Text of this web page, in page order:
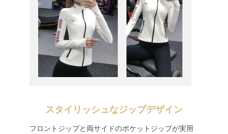
スタイリッシュなジップデザイン
フロントジップと両サイドのポケットジップが実用